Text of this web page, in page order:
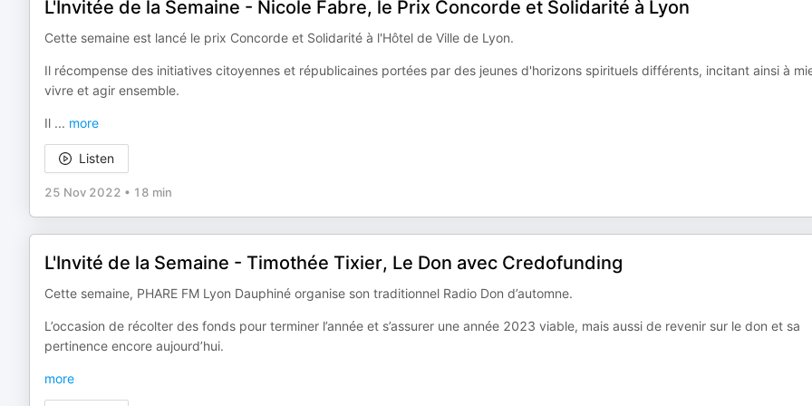
L'Invitée de la Semaine - Nicole Fabre, le Prix Concorde et Solidarité à Lyon
Cette semaine est lancé le prix Concorde et Solidarité à l'Hôtel de Ville de Lyon.
Il récompense des initiatives citoyennes et républicaines portées par des jeunes d'horizons spirituels différents, incitant ainsi à
vivre et agir ensemble.
Il ... more
Listen
25 Nov 2022 • 18 min
L'Invité de la Semaine - Timothée Tixier, Le Don avec Credofunding
Cette semaine, PHARE FM Lyon Dauphiné organise son traditionnel Radio Don d’automne.
L’occasion de récolter des fonds pour terminer l’année et s’assurer une année 2023 viable, mais aussi de revenir sur le don et sa
pertinence encore aujourd’hui.
more